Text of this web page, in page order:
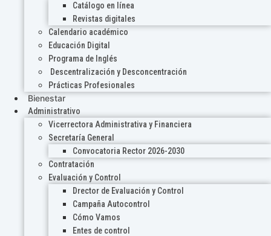
Catálogo en línea
Revistas digitales
Calendario académico
Educación Digital
Programa de Inglés
Descentralización y Desconcentración
Prácticas Profesionales
Bienestar
Administrativo
Vicerrectora Administrativa y Financiera
Secretaría General
Convocatoria Rector 2026-2030
Contratación
Evaluación y Control
Drector de Evaluación y Control
Campaña Autocontrol
Cómo Vamos
Entes de control